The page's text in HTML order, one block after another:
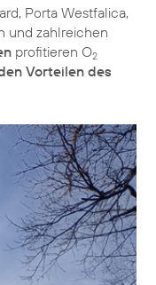
Porta Westfalica,
und zahlreichen
profitieren O2
Vorteilen des